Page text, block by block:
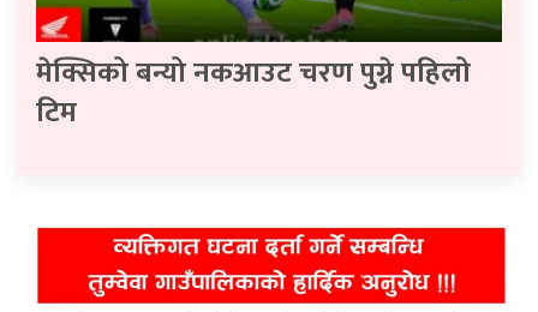
मेक्सिको बन्यो नकआउट चरण पुग्ने पहिलो
टिम